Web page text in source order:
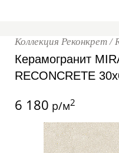
Коллекция Реконкрет /
Керамогранит
RECONCRETE
6 180 р/м2